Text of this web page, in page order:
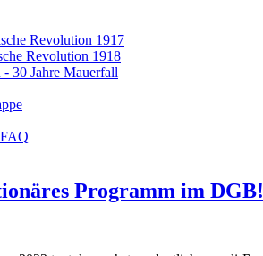
Revolution 1917
Revolution 1918
30 Jahre Mauerfall
Programm im DGB!